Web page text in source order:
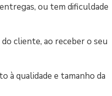
ou tem dificuldade
cliente, ao receber o seu
à qualidade e tamanho da